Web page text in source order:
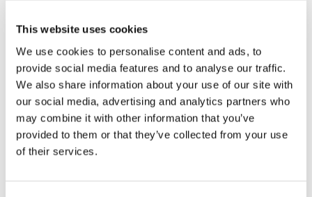
This website uses cookies
We use cookies to personalise content and ads, to
provide social media features and to analyse our traffic.
We also share information about your use of our site with
our social media, advertising and analytics partners who
may combine it with other information that you’ve
provided to them or that they’ve collected from your use
of their services.
HINZUFÜGEN HINZUFÜGEN
Zur
Wunschliste